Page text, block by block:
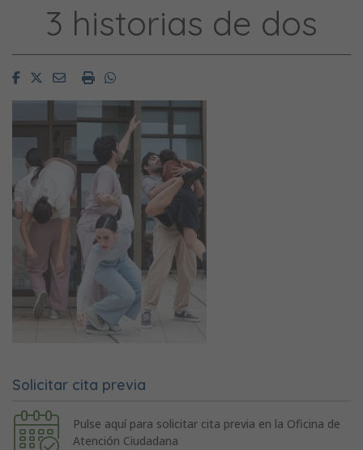
3 historias de dos
FacebookTwitterEmailImprimirWhatsapp
Solicitar cita previa
Pulse aquí para solicitar cita previa en la Oficina de
Atención Ciudadana